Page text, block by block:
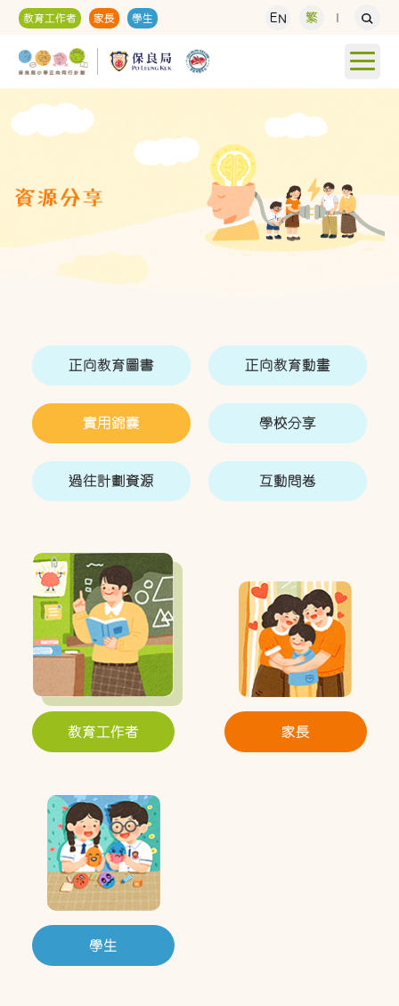
教育工作者 家長 學生 EN 繁
正向教育圖書 正向教育動畫
實用錦囊 學校分享
過往計劃資源 互動問卷
教育工作者 家長
學生